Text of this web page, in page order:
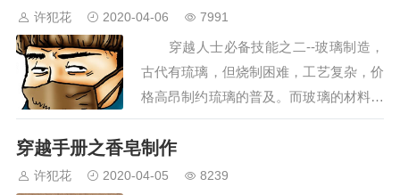
酒，一旦出现三五十度的白酒，那就是赚
钱赚到手软。 如何得到高度酒？最简单
的方式就是蒸馏。蒸馏的原理无非就是讲
液体…
许犯花 2020-04-06 7991
穿越人士必备技能之二--玻璃制造，
古代有琉璃，但烧制困难，工艺复杂，价
格高昂制约琉璃的普及。而玻璃的材料常
见，获取容易相比琉璃有一定的优势。
玻璃主要原料有石英砂、纯碱、石灰石
混合后高温融化成熔…
穿越手册之香皂制作
许犯花 2020-04-05 8239